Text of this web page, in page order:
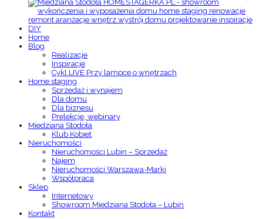
Home
Blog
Realizacje
Inspiracje
Cykl LIVE Przy lampce o wnętrzach
Home staging
Sprzedaż i wynajem
Dla domu
Dla biznesu
Prelekcje, webinary
Miedziana Stodoła
Klub Kobiet
Nieruchomości
Nieruchomości Lubin – Sprzedaż
Najem
Nieruchomości Warszawa-Marki
Współpraca
Sklep
Internetowy
Showroom Miedziana Stodoła – Lubin
Kontakt